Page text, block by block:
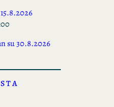
su 30.8.2026